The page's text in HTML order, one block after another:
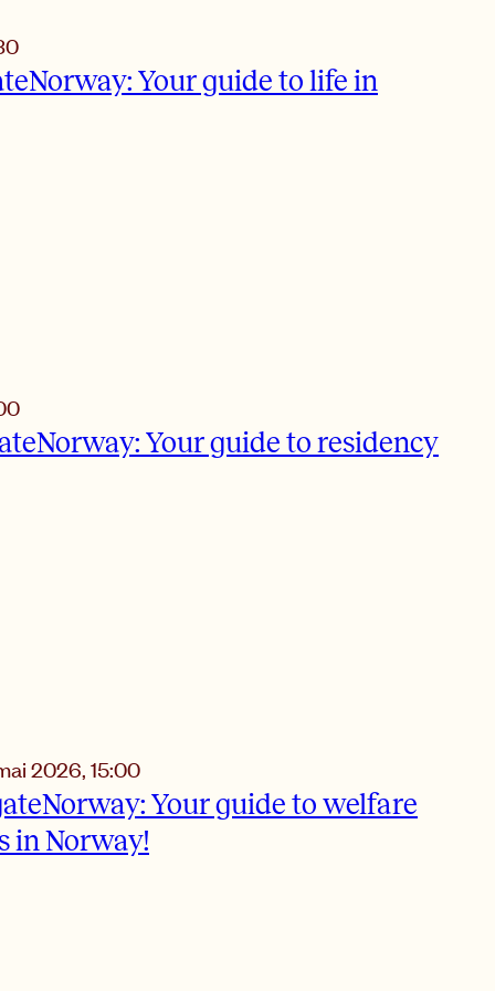
Your guide to life in
Your guide to residency
2026,15:00
Your guide to welfare
in Norway!